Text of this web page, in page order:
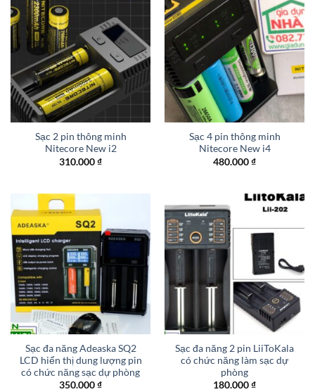
Sạc 2 pin thông minh
Nitecore New i2
310.000₫
Sạc 4 pin thông minh
Nitecore New i4
480.000₫
Sạc đa năng Adeaska SQ2
LCD hiển thị dung lượng pin
có chức năng sạc dự phòng
350.000₫
Sạc đa năng 2 pin LiiToKala
có chức năng làm sạc dự
phòng
180.000₫